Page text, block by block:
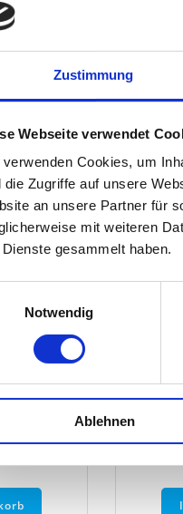
Zustimmung
Webseite verwendet
verwenden Cookies, um
die Zugriffe auf unsere
an unsere Partner für
mit weiteren
gesammelt haben.
Notwendig
Ablehnen
€
UStG §19